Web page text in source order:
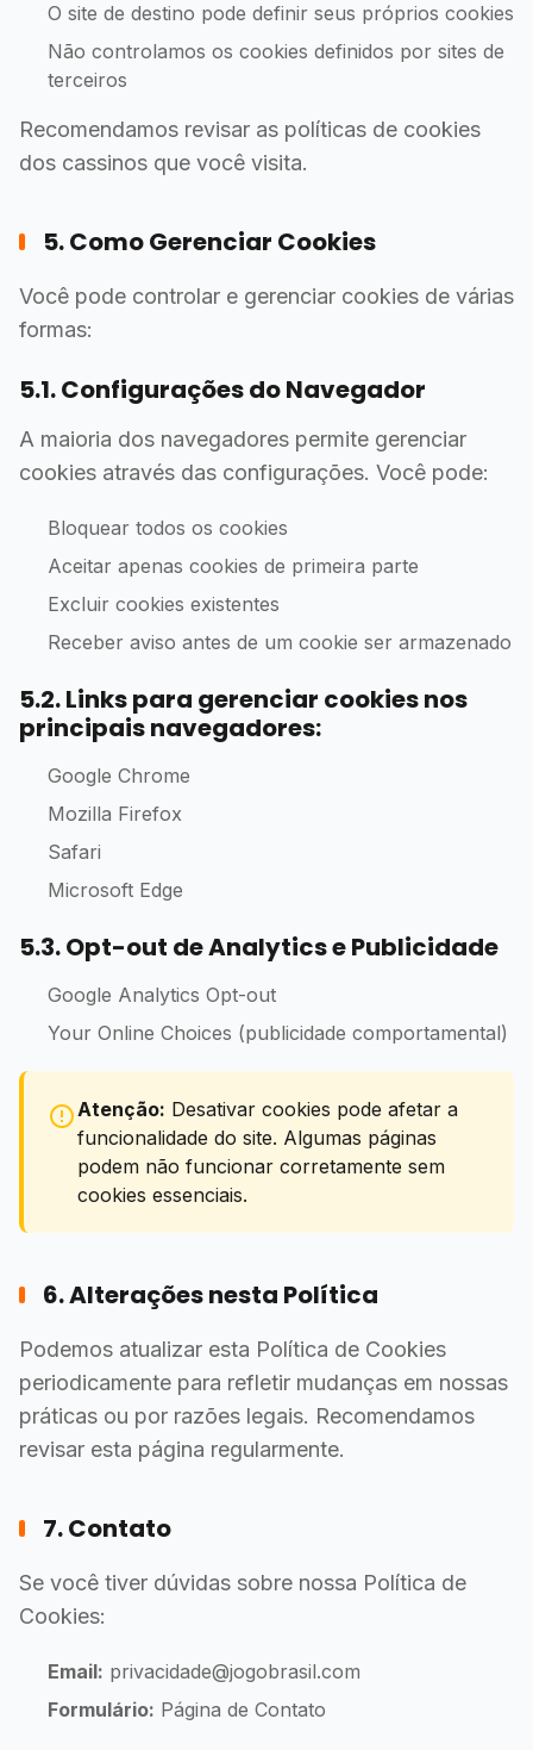
O site de destino pode definir seus próprios cookies
Não controlamos os cookies definidos por sites de
terceiros
Recomendamos revisar as políticas de cookies
dos cassinos que você visita.
5. Como Gerenciar Cookies
Você pode controlar e gerenciar cookies de várias
formas:
5.1. Configurações do Navegador
A maioria dos navegadores permite gerenciar
cookies através das configurações. Você pode:
Bloquear todos os cookies
Aceitar apenas cookies de primeira parte
Excluir cookies existentes
Receber aviso antes de um cookie ser armazenado
5.2. Links para gerenciar cookies nos
principais navegadores:
Google Chrome
Mozilla Firefox
Safari
Microsoft Edge
5.3. Opt-out de Analytics e Publicidade
Google Analytics Opt-out
Your Online Choices (publicidade comportamental)
Atenção: Desativar cookies pode afetar a
funcionalidade do site. Algumas páginas
podem não funcionar corretamente sem
cookies essenciais.
6. Alterações nesta Política
Podemos atualizar esta Política de Cookies
periodicamente para refletir mudanças em nossas
práticas ou por razões legais. Recomendamos
revisar esta página regularmente.
7. Contato
Se você tiver dúvidas sobre nossa Política de
Cookies:
Email: privacidade@jogobrasil.com
Formulário: Página de Contato